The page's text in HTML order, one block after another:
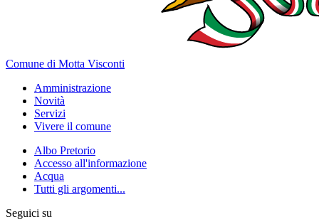
Comune di Motta Visconti
Amministrazione
Novità
Servizi
Vivere il comune
Albo Pretorio
Accesso all'informazione
Acqua
Tutti gli argomenti...
Seguici su